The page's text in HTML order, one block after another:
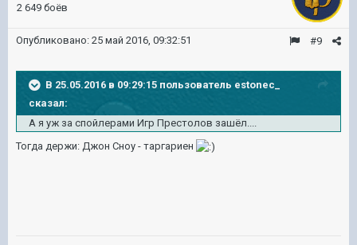
2 649 боёв
#9
Опубликовано: 25 май 2016, 09:32:51
В 25.05.2016 в 09:29:15 пользователь estonec_
сказал:
А я уж за спойлерами Игр Престолов зашёл....
Тогда держи: Джон Сноу - таргариен